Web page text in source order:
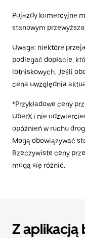
Pojazdy komercyjne
stanowym
Uwaga: niektóre
podlegać dopłacie,
lotniskowych. Jeśli
cena uwzględnia
*Przykładowe ceny
UberX i nie
opóźnień w ruchu
Mogą obowiązywać
Rzeczywiste ceny
mogą się różnić.
Z aplikacją